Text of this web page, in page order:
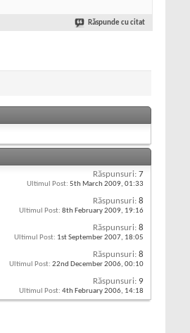
Răspunde cu citat
Răspunsuri: 7
Ultimul Post: 5th March 2009, 01:33
Răspunsuri: 8
Ultimul Post: 8th February 2009, 19:16
Răspunsuri: 8
Ultimul Post: 1st September 2007, 18:05
Răspunsuri: 8
Ultimul Post: 22nd December 2006, 00:10
Răspunsuri: 9
Ultimul Post: 4th February 2006, 14:18